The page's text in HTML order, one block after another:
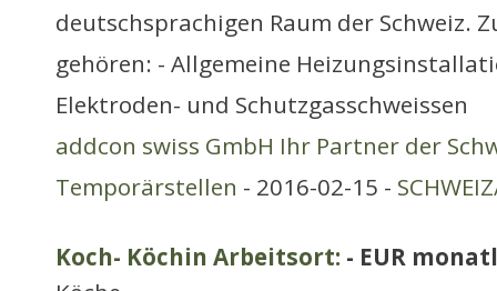
deutschsprachigen Raum der Schweiz.
gehören: - Allgemeine
Elektroden- und Schutzgasschweissen
addcon swiss GmbH Ihr Partner der
Temporärstellen - 2016-02-15 -
Koch- Köchin Arbeitsort: - EUR